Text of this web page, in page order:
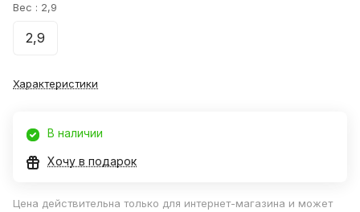
Вес : 2,9
2,9
Характеристики
В наличии
Хочу в подарок
Цена действительна только для интернет-магазина и может